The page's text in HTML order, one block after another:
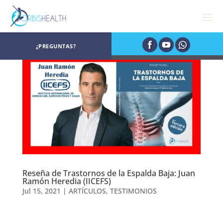
¿PREGUNTAS?
Reseña de Trastornos de la Espalda Baja: Juan
Ramón Heredia (IICEFS)
Jul 15, 2021 | ARTÍCULOS, TESTIMONIOS